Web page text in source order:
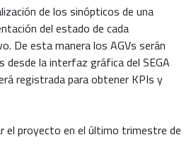
de los sinópticos de una
del estado de cada
De esta manera los AGVs serán
la interfaz gráfica del SEGA
registrada para obtener KPIs y
el proyecto en el último trimestre de